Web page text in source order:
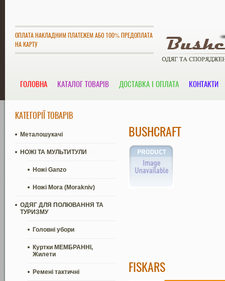
ОПЛАТА НАКЛАДНИМ ПЛАТЕЖЕМ АБО 100% ПРЕДОПЛАТА
НА КАРТУ
ГОЛОВНА КАТАЛОГ ТОВАРІВ ДОСТАВКА І ОПЛАТА КОНТАКТИ
КАТЕГОРІЇ ТОВАРІВ
Металошукачі
НОЖІ ТА МУЛЬТИТУЛИ
Ножі Ganzo
Ножі Mora (Morakniv)
ОДЯГ ДЛЯ ПОЛЮВАННЯ ТА
ТУРИЗМУ
Головні убори
Куртки МЕМБРАННІ,
Жилети
Ремені тактичні
BUSHCRAFT
FISKARS